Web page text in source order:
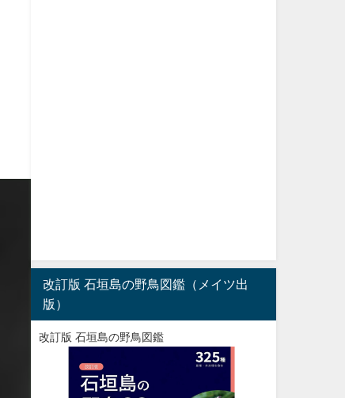
改訂版 石垣島の野鳥図鑑（メイツ出
版）
改訂版 石垣島の野鳥図鑑